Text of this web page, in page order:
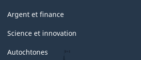
Argent et finance
Science et innovation
Autochtones